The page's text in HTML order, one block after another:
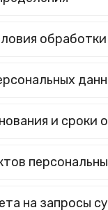
и сроки
на запросы